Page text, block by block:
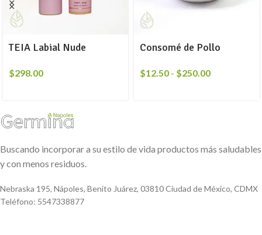
TEIA Labial Nude
$298.00
Consomé de Pollo
$12.50 - $250.00
Buscando incorporar a su estilo de vida productos más saludables
y con menos residuos.
Nebraska 195, Nápoles, Benito Juárez, 03810 Ciudad de México, CDMX
Teléfono: 5547338877